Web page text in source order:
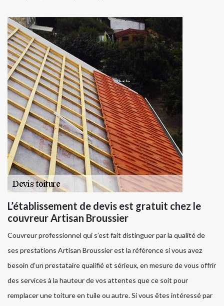
L’établissement de devis est gratuit chez le
couvreur Artisan Broussier
Couvreur professionnel qui s’est fait distinguer par la qualité de
ses prestations Artisan Broussier est la référence si vous avez
besoin d’un prestataire qualifié et sérieux, en mesure de vous offrir
des services à la hauteur de vos attentes que ce soit pour
remplacer une toiture en tuile ou autre. Si vous êtes intéressé par